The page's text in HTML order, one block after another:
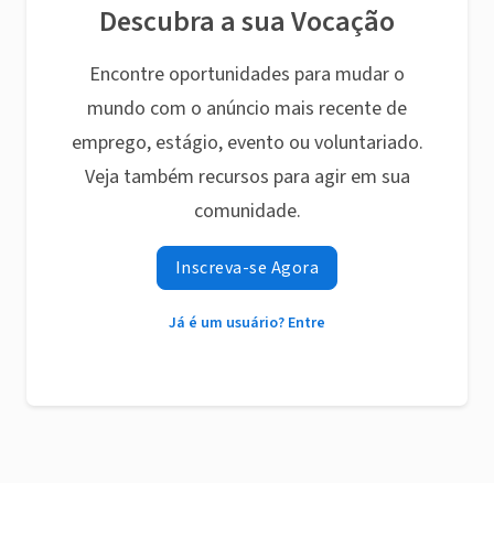
Descubra a sua Vocação
Encontre oportunidades para mudar o
mundo com o anúncio mais recente de
emprego, estágio, evento ou voluntariado.
Veja também recursos para agir em sua
comunidade.
Inscreva-se Agora
Já é um usuário? Entre